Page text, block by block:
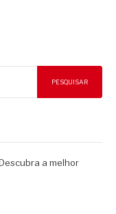
PESQUISAR
a melhor